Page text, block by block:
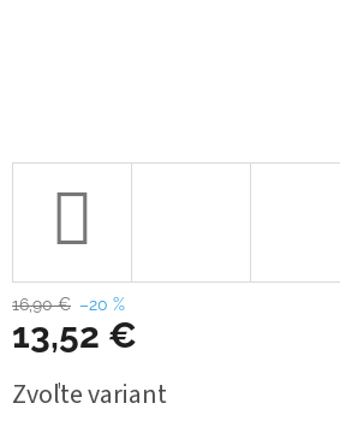
16,90 € –20 %
13,52 €
cena:
Zvoľte variant